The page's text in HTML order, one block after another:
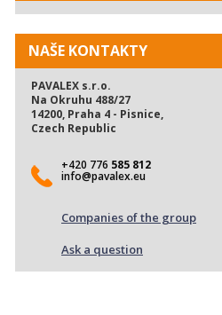
NAŠE KONTAKTY
PAVALEX s.r.o.
Na Okruhu 488/27
14200, Praha 4 - Pisnice,
Czech Republic
+420 776 585 812
info@pavalex.eu
Companies of the group
Ask a question